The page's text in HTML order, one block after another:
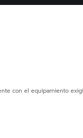
con el equipamiento